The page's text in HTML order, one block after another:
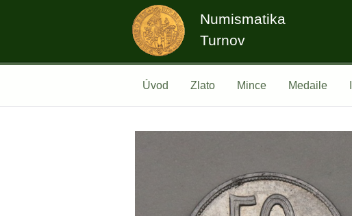
Numismatika
Turnov
Úvod Zlato Mince Medaile